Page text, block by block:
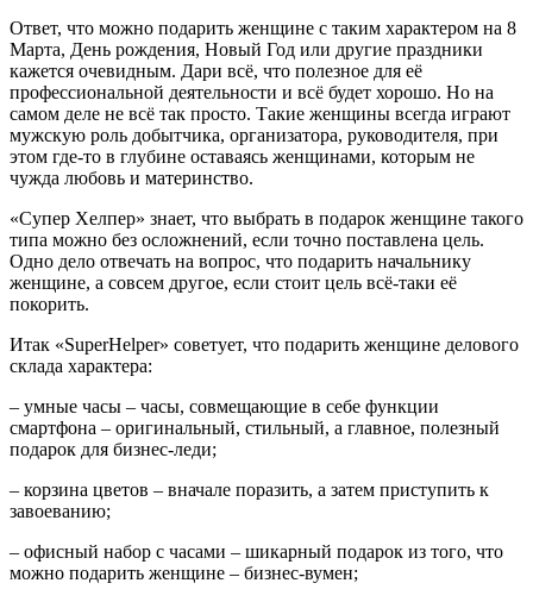
Ответ, что можно подарить женщине с таким характером на 8
Марта, День рождения, Новый Год или другие праздники
кажется очевидным. Дари всё, что полезное для её
профессиональной деятельности и всё будет хорошо. Но на
самом деле не всё так просто. Такие женщины всегда играют
мужскую роль добытчика, организатора, руководителя, при
этом где-то в глубине оставаясь женщинами, которым не
чужда любовь и материнство.
«Супер Хелпер» знает, что выбрать в подарок женщине такого
типа можно без осложнений, если точно поставлена цель.
Одно дело отвечать на вопрос, что подарить начальнику
женщине, а совсем другое, если стоит цель всё-таки её
покорить.
Итак «SuperHelper» советует, что подарить женщине делового
склада характера:
– умные часы – часы, совмещающие в себе функции
смартфона – оригинальный, стильный, а главное, полезный
подарок для бизнес-леди;
– корзина цветов – вначале поразить, а затем приступить к
завоеванию;
– офисный набор с часами – шикарный подарок из того, что
можно подарить женщине – бизнес-вумен;